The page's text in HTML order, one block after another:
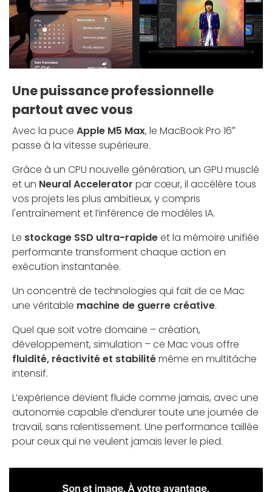
Une puissance professionnelle
partout avec vous
Avec la puce Apple M5 Max, le MacBook Pro 16″
passe à la vitesse supérieure.
Grâce à un CPU nouvelle génération, un GPU musclé
et un Neural Accelerator par cœur, il accélère tous
vos projets les plus ambitieux, y compris
l'entraînement et l’inférence de modèles IA.
Le stockage SSD ultra-rapideet la mémoire unifiée
performante transforment chaque action en
exécution instantanée.
Un concentré de technologies qui fait de ce Mac
une véritable machine de guerre créative.
Quel que soit votre domaine – création,
développement, simulation – ce Mac vous offre
fluidité, réactivité et stabilitémême en multitâche
intensif.
L’expérience devient fluide comme jamais, avec une
autonomie capable d’endurer toute une journée de
travail, sans ralentissement. Une performance taillée
pour ceux qui ne veulent jamais lever le pied.